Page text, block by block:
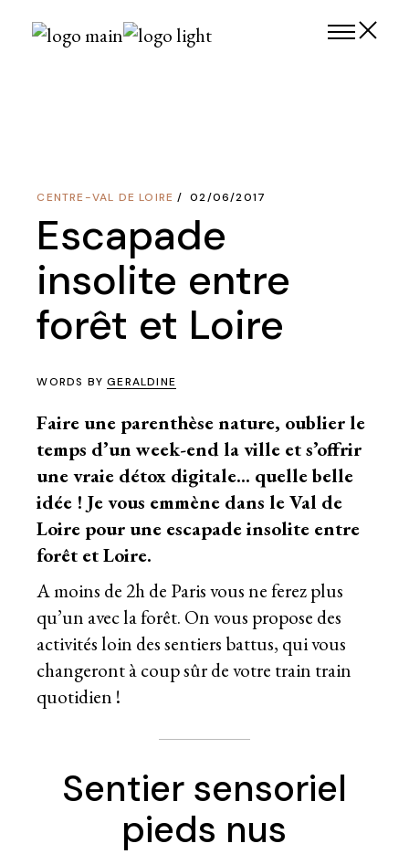
CENTRE-VAL DE LOIRE 02/06/2017
Escapade
insolite entre
forêt et Loire
WORDS BYGERALDINE
Faire une parenthèse nature, oublier le
temps d’un week-end la ville et s’offrir
une vraie détox digitale… quelle belle
idée ! Je vous emmène dans le Val de
Loire pour une escapade insolite entre
forêt et Loire.
A moins de 2h de Paris vous ne ferez plus
qu’un avec la forêt. On vous propose des
activités loin des sentiers battus, qui vous
changeront à coup sûr de votre train train
quotidien !
Sentier sensoriel
pieds nus